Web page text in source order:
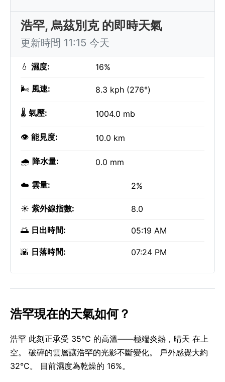
浩罕, 烏茲別克 的即時天氣
更新時間 11:15 今天
💧 濕度: 16%
🌬️ 風速: 8.3 kph (276°)
🌡️ 氣壓: 1004.0 mb
👁️ 能見度: 10.0 km
🌧️ 降水量: 0.0 mm
☁️ 雲量: 2%
☀️ 紫外線指數: 8.0
🌅 日出時間: 05:19 AM
🌇 日落時間: 07:24 PM
浩罕現在的天氣如何？
浩罕 此刻正承受 35°C 的高溫——極端炎熱，晴天 在上
空。 破碎的雲層讓浩罕的光影不斷變化。 戶外感覺大約
32°C。 目前濕度為乾燥的 16%。